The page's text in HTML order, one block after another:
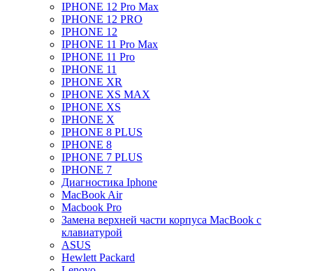
IPHONE 12 Pro Max
IPHONE 12 PRO
IPHONE 12
IPHONE 11 Pro Max
IPHONE 11 Pro
IPHONE 11
IPHONE XR
IPHONE XS MAX
IPHONE XS
IPHONE X
IPHONE 8 PLUS
IPHONE 8
IPHONE 7 PLUS
IPHONE 7
Диагностика Iphone
MacBook Air
Macbook Pro
Замена верхней части корпуса MacBook с
клавиатурой
ASUS
Hewlett Packard